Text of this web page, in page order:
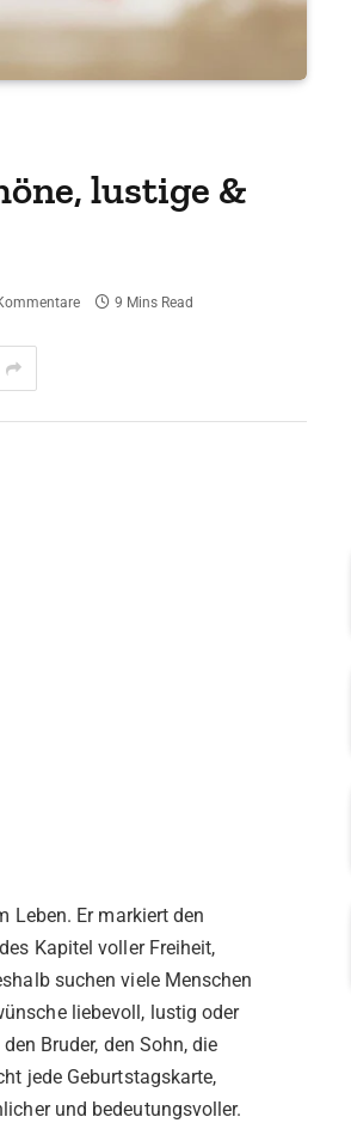
lustige &
9 Mins Read
Leben. Er markiert den
Kapitel voller Freiheit,
suchen viele Menschen
liebevoll, lustig oder
Bruder, den Sohn, die
jede Geburtstagskarte,
und bedeutungsvoller.